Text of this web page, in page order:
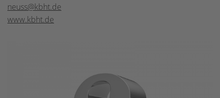
neuss@kbht.de
www.kbht.de